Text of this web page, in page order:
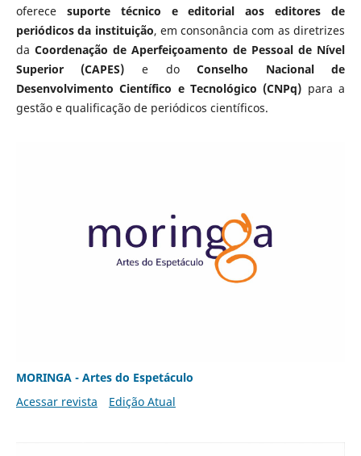
oferece suporte técnico e editorial aos editores de
periódicos da instituição, em consonância com as diretrizes
da Coordenação de Aperfeiçoamento de Pessoal de Nível
Superior (CAPES) e doConselho Nacional de
Desenvolvimento Científico e Tecnológico (CNPq) para a
gestão e qualificação de periódicos científicos.
MORINGA - Artes do Espetáculo
Acessar revista
Edição Atual